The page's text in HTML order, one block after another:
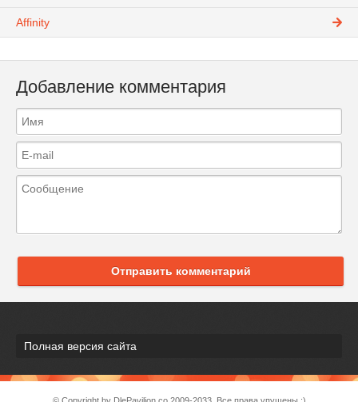
Affinity
Добавление комментария
Отправить комментарий
Полная версия сайта